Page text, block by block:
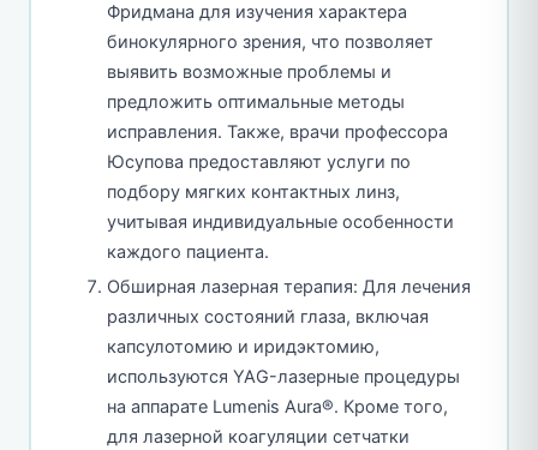
Фридмана для изучения характера
бинокулярного зрения, что позволяет
выявить возможные проблемы и
предложить оптимальные методы
исправления. Также, врачи профессора
Юсупова предоставляют услуги по
подбору мягких контактных линз,
учитывая индивидуальные особенности
каждого пациента.
Обширная лазерная терапия: Для лечения
различных состояний глаза, включая
капсулотомию и иридэктомию,
используются YAG-лазерные процедуры
на аппарате Lumenis Aura®. Кроме того,
для лазерной коагуляции сетчатки